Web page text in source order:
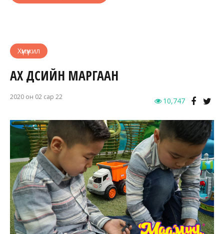
Хүмүүжил
АХ ДҮҮСИЙН МАРГААН
2020 он 02 сар 22 10,747